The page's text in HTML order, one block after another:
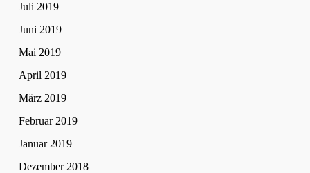
Juli 2019
Juni 2019
Mai 2019
April 2019
März 2019
Februar 2019
Januar 2019
Dezember 2018